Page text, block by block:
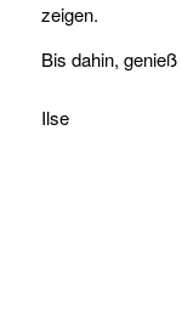
zeigen.
Bis dahin, genieß
Ilse